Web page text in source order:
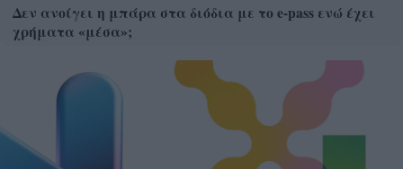
Δεν ανοίγει η μπάρα στα διόδια με το e-pass ενώ έχει
χρήματα «μέσα»;